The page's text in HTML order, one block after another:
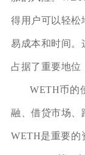
得用户可以轻松
易成本和时间。
占据了重要地位
WETH币的
融、借贷市场、
WETH是重要的